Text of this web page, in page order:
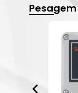
Pesagem